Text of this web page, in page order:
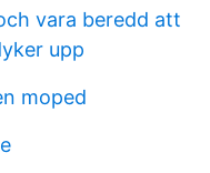
vara beredd att
upp
moped